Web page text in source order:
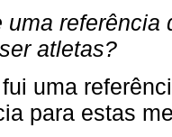
uma
atletas?
uma
para estas